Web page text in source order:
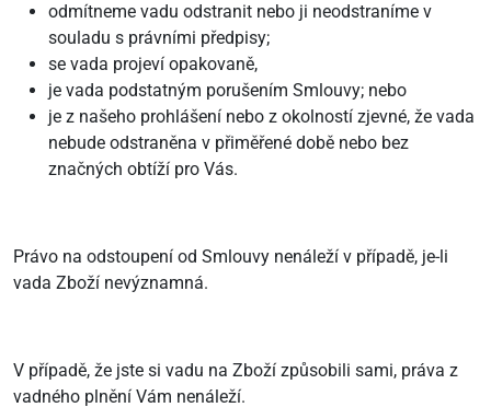
odmítneme vadu odstranit nebo ji neodstraníme v
souladu s právními předpisy;
se vada projeví opakovaně,
je vada podstatným porušením Smlouvy; nebo
je z našeho prohlášení nebo z okolností zjevné, že vada
nebude odstraněna v přiměřené době nebo bez
značných obtíží pro Vás.
Právo na odstoupení od Smlouvy nenáleží v případě, je-li
vada Zboží nevýznamná.
V případě, že jste si vadu na Zboží způsobili sami, práva z
vadného plnění Vám nenáleží.